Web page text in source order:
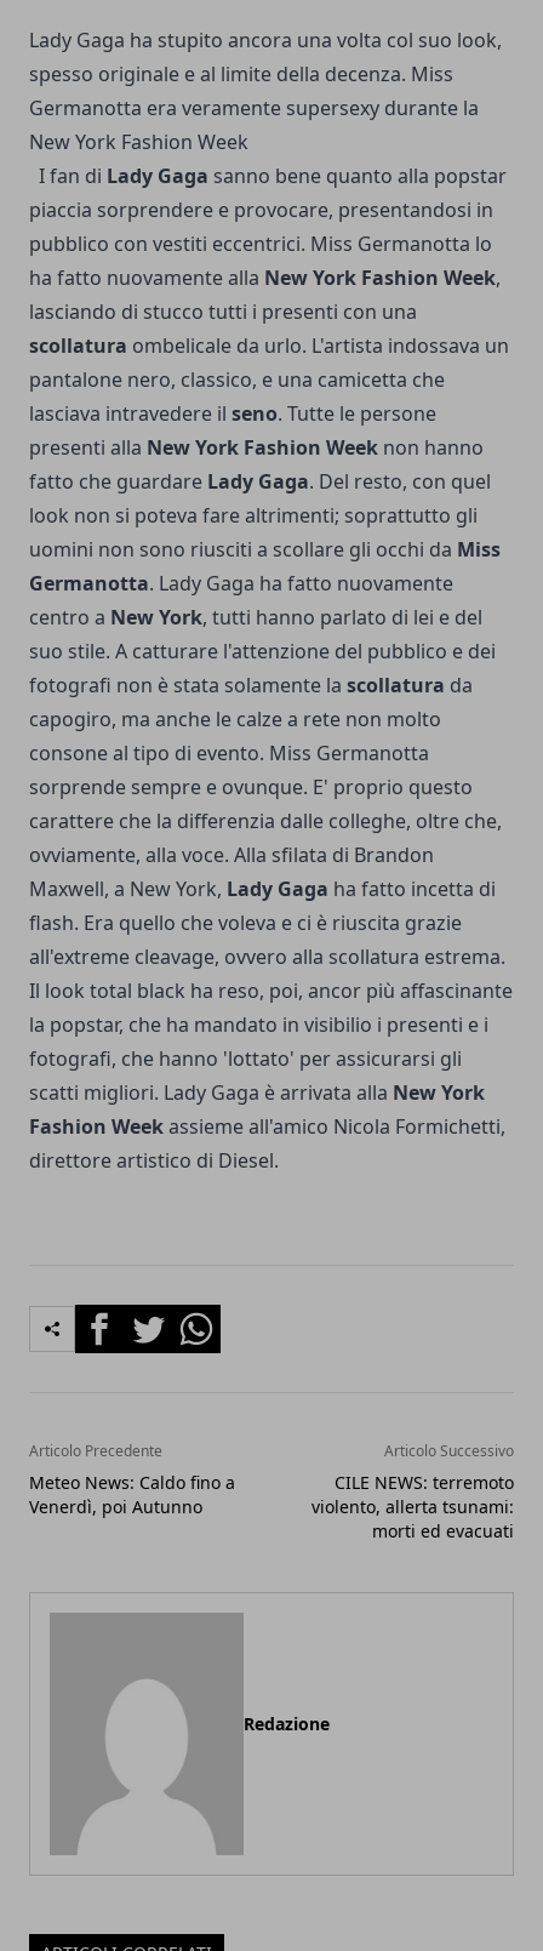
Lady Gaga ha stupito ancora una volta col suo look,
spesso originale e al limite della decenza. Miss
Germanotta era veramente supersexy durante la
New York Fashion Week
I fan di Lady Gaga sanno bene quanto alla popstar
piaccia sorprendere e provocare, presentandosi in
pubblico con vestiti eccentrici. Miss Germanotta lo
ha fatto nuovamente alla New York Fashion Week,
lasciando di stucco tutti i presenti con una
scollatura ombelicale da urlo. L'artista indossava un
pantalone nero, classico, e una camicetta che
lasciava intravedere il seno. Tutte le persone
presenti alla New York Fashion Week non hanno
fatto che guardare Lady Gaga. Del resto, con quel
look non si poteva fare altrimenti; soprattutto gli
uomini non sono riusciti a scollare gli occhi da Miss
Germanotta. Lady Gaga ha fatto nuovamente
centro a New York, tutti hanno parlato di lei e del
suo stile. A catturare l'attenzione del pubblico e dei
fotografi non è stata solamente la scollatura da
capogiro, ma anche le calze a rete non molto
consone al tipo di evento. Miss Germanotta
sorprende sempre e ovunque. E' proprio questo
carattere che la differenzia dalle colleghe, oltre che,
ovviamente, alla voce. Alla sfilata di Brandon
Maxwell, a New York, Lady Gaga ha fatto incetta di
flash. Era quello che voleva e ci è riuscita grazie
all'extreme cleavage, ovvero alla scollatura estrema.
Il look total black ha reso, poi, ancor più affascinante
la popstar, che ha mandato in visibilio i presenti e i
fotografi, che hanno 'lottato' per assicurarsi gli
scatti migliori. Lady Gaga è arrivata alla New York
Fashion Weekassieme all'amico Nicola Formichetti,
direttore artistico di Diesel.
FacebookTwitterWhatsapp
Articolo Precedente
Meteo News: Caldo fino a
Venerdì, poi Autunno
Articolo Successivo
CILE NEWS: terremoto
violento, allerta tsunami:
morti ed evacuati
Redazione